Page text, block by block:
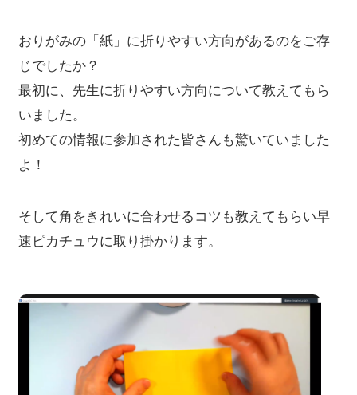
おりがみの「紙」に折りやすい方向があるのをご存
じでしたか？
最初に、先生に折りやすい方向について教えてもら
いました。
初めての情報に参加された皆さんも驚いていました
よ！
そして角をきれいに合わせるコツも教えてもらい早
速ピカチュウに取り掛かります。